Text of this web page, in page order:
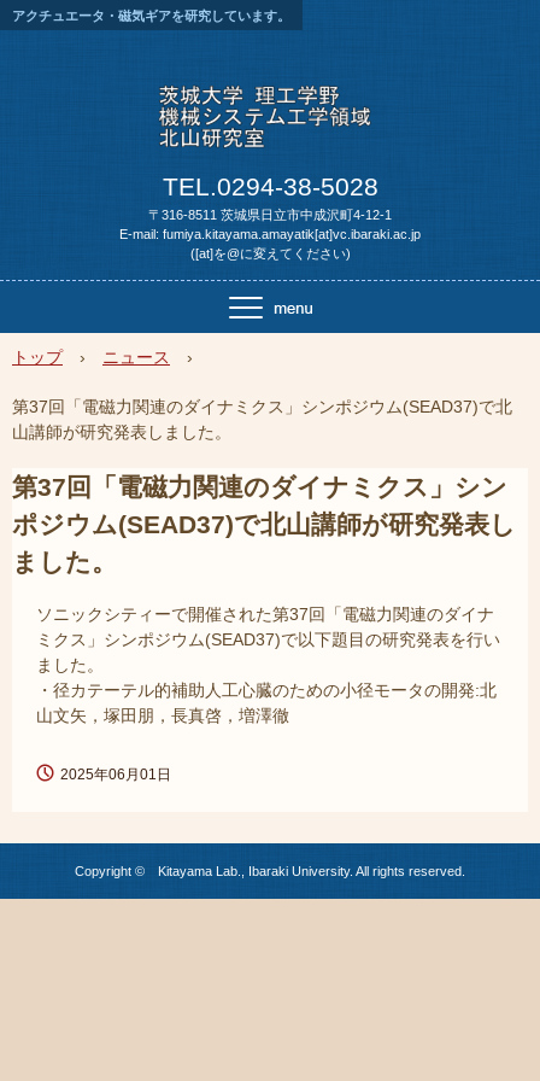
アクチュエータ・磁気ギアを研究しています。
TEL.0294-38-5028
〒316-8511 茨城県日立市中成沢町4-12-1
E-mail: fumiya.kitayama.amayatik[at]vc.ibaraki.ac.jp
([at]を@に変えてください)
トップ › ニュース ›
第37回「電磁力関連のダイナミクス」シンポジウム(SEAD37)で北
山講師が研究発表しました。
第37回「電磁力関連のダイナミクス」シン
ポジウム(SEAD37)で北山講師が研究発表し
ました。
ソニックシティーで開催された第37回「電磁力関連のダイナ
ミクス」シンポジウム(SEAD37)で以下題目の研究発表を行い
ました。
・径カテーテル的補助人工心臓のための小径モータの開発:北
山文矢，塚田朋，長真啓，増澤徹
2025年06月01日
Copyright © Kitayama Lab., Ibaraki University. All rights reserved.